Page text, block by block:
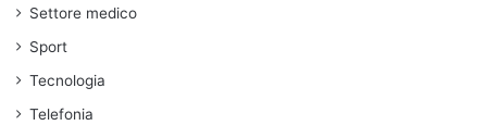
Settore medico
Sport
Tecnologia
Telefonia